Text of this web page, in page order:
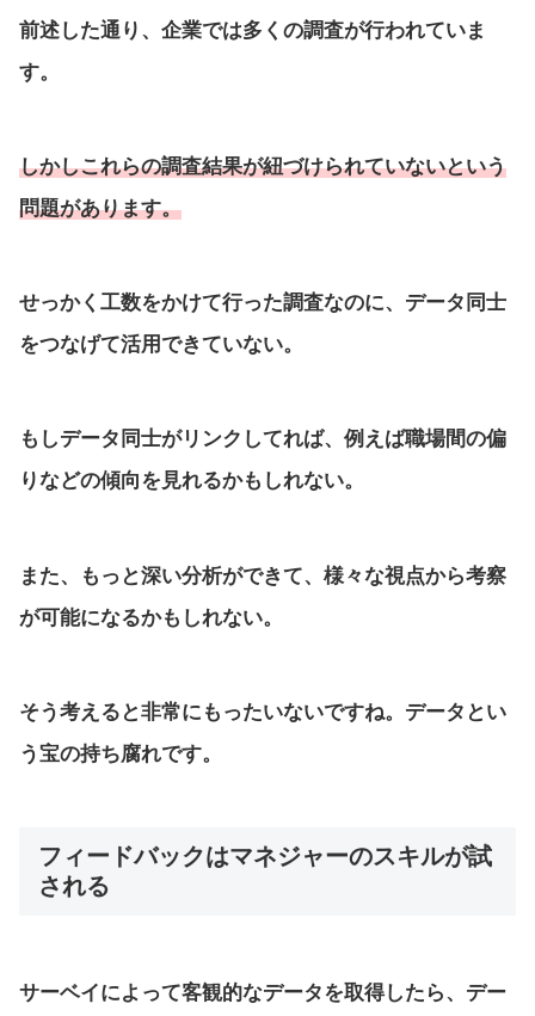
前述した通り、企業では多くの調査が行われていま
す。
しかしこれらの調査結果が紐づけられていないという
問題があります。
せっかく工数をかけて行った調査なのに、データ同士
をつなげて活用できていない。
もしデータ同士がリンクしてれば、例えば職場間の偏
りなどの傾向を見れるかもしれない。
また、もっと深い分析ができて、様々な視点から考察
が可能になるかもしれない。
そう考えると非常にもったいないですね。データとい
う宝の持ち腐れです。
フィードバックはマネジャーのスキルが試
される
サーベイによって客観的なデータを取得したら、デー